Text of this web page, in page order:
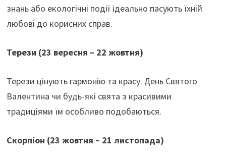
знань або екологічні події ідеально пасують їхній
любові до корисних справ.
Терези (23 вересня – 22 жовтня)
Терези цінують гармонію та красу. День Святого
Валентина чи будь-які свята з красивими
традиціями їм особливо подобаються.
Скорпіон (23 жовтня – 21 листопада)